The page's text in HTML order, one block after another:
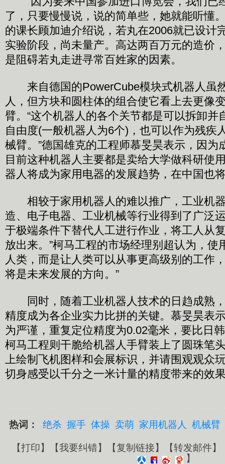
了，只要慢慢说，说的简单些，她就能听懂
的课长顾加迪介绍说，若丸在2006就已设计
实验阶段，尚未量产。高达两百万元的造价
是阻碍若丸走进寻常百姓家的因素。
来自德国的PowerCube模块式机器人虽
人，但方块和圆柱体的组合使它看上去更像
臂。“这个机器人的各个关节都是可以拆卸并
自由度(一般机器人为6个)，也可以作为残疾
械臂。”德国雄克的工程师慕旻昊表示，因为
目前这种机器人主要都是卖给大学做科研使
器人将成为家用电器的发展趋势，在中国也
相较于家用机器人的难以推广，工业机
造、电子电器、工业机械等行业得到了广泛
于极端条件下替代人工进行作业，将工人从
放出来。”柯马工程的市场经理别超认为，使
人类，而是让人类可以从事更高级别的工作
将是未来发展的方向。”
同时，随着工业机器人技术的日趋成熟
精度成为各企业实力比拼的关键。慕旻昊表
为严谨，重复定位精度为0.02毫米，要比日
柯马工程则干脆给机器人手臂装上了圆珠笔
上绘制飞机图样和会展标识，并请围观观众
切身感受以千分之一米计量的精度带来的效
热词： 绝杀 握手 体操 卖萌 家用机器人 机械臂
【打印】【我要纠错】【复制链接】【转发邮件】
】